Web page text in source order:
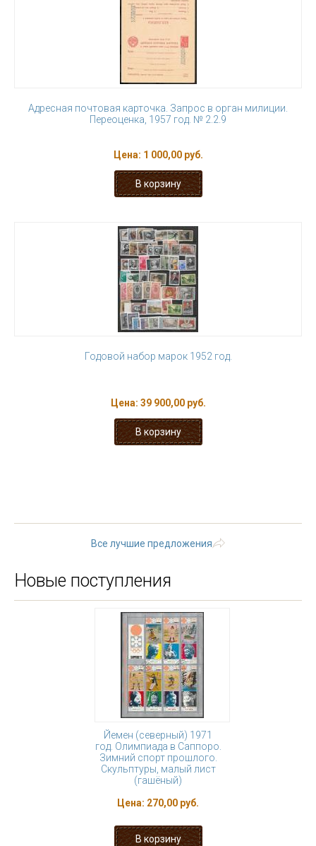
Адресная почтовая карточка. Запрос в орган милиции.
Переоценка, 1957 год. № 2.2.9
Цена: 1 000,00 руб.
Годовой набор марок 1952 год.
Цена: 39 900,00 руб.
Все лучшие предложения
Новые поступления
Йемен (северный) 1971
год. Олимпиада в Саппоро.
Зимний спорт прошлого.
Скульптуры, малый лист
(гашёный)
Цена: 270,00 руб.